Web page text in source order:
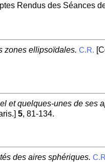
Rendus des Séances
zones ellipsoïdales. C.R.
et quelques-unes de ses
5, 81-134.
des aires sphériques.